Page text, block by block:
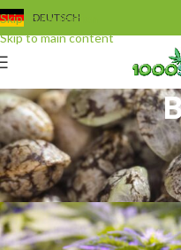
Skip to navigation
Skip to main content
DEUTSCH
LED beim
Juan